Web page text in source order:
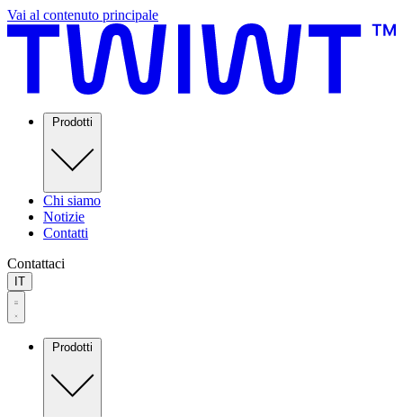
Vai al contenuto principale
Prodotti
Chi siamo
Notizie
Contatti
Contattaci
IT
Prodotti